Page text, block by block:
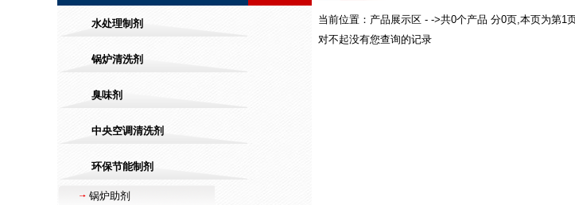
水处理制剂
锅炉清洗剂
臭味剂
中央空调清洗剂
环保节能制剂
锅炉助剂
当前位置：产品展示区 - ->共0个产品 分0页,本页为第1
对不起没有您查询的记录